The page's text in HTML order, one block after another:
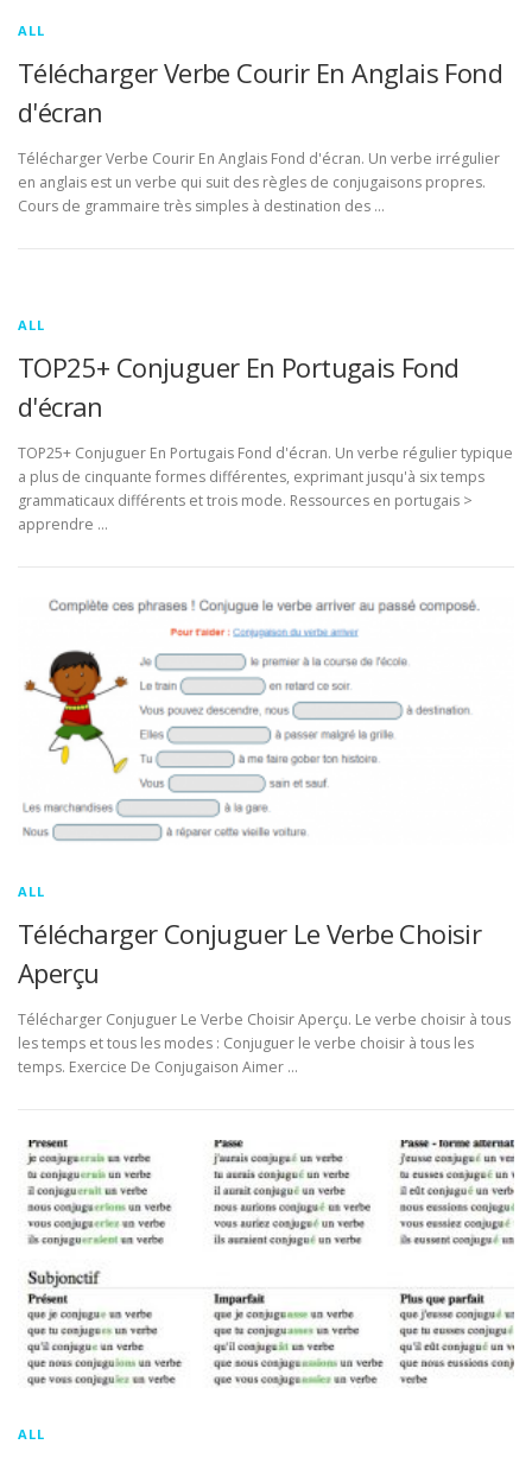
ALL
Télécharger Verbe Courir En Anglais Fond
d'écran
Télécharger Verbe Courir En Anglais Fond d'écran. Un verbe irrégulier
en anglais est un verbe qui suit des règles de conjugaisons propres.
Cours de grammaire très simples à destination des …
ALL
TOP25+ Conjuguer En Portugais Fond
d'écran
TOP25+ Conjuguer En Portugais Fond d'écran. Un verbe régulier typique
a plus de cinquante formes différentes, exprimant jusqu'à six temps
grammaticaux différents et trois mode. Ressources en portugais >
apprendre …
ALL
Télécharger Conjuguer Le Verbe Choisir
Aperçu
Télécharger Conjuguer Le Verbe Choisir Aperçu. Le verbe choisir à tous
les temps et tous les modes : Conjuguer le verbe choisir à tous les
temps. Exercice De Conjugaison Aimer …
ALL